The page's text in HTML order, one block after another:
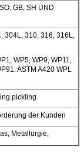
GB, SH UND
304L, 310, 316, 316L,
WP5, WP9, WP11,
ASTM A420 WPL
der Kunden
Metallurgie,